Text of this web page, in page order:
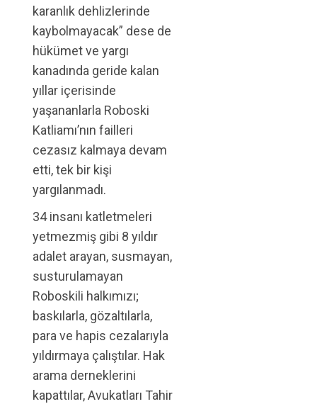
karanlık dehlizlerinde
kaybolmayacak” dese de
hükümet ve yargı
kanadında geride kalan
yıllar içerisinde
yaşananlarla Roboski
Katliamı’nın failleri
cezasız kalmaya devam
etti, tek bir kişi
yargılanmadı.
34 insanı katletmeleri
yetmezmiş gibi 8 yıldır
adalet arayan, susmayan,
susturulamayan
Roboskili halkımızı;
baskılarla, gözaltılarla,
para ve hapis cezalarıyla
yıldırmaya çalıştılar. Hak
arama derneklerini
kapattılar, Avukatları Tahir